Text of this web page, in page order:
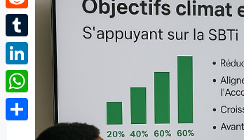
Reddit
Tumblr
LinkedIn
WhatsApp
Partager